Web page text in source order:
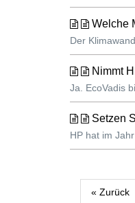
Welche
Der
Nimmt
Ja. EcoVadis
Setzen
HP hat im
« Zurück